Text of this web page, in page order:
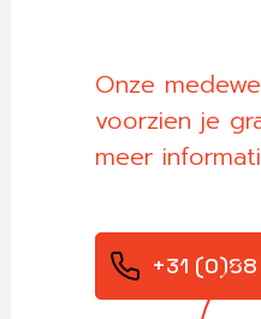
Onze
voorzien je
meer
+31